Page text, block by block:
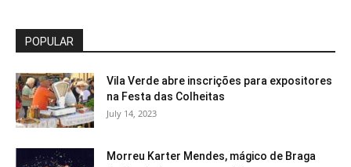
POPULAR
Vila Verde abre inscrições para expositores
na Festa das Colheitas
July 14, 2023
Morreu Karter Mendes, mágico de Braga